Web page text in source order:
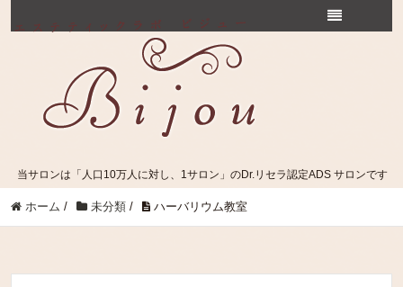
当サロンは「人口10万人に対し、1サロン」のDr.リセラ認定ADS サロンです
ホーム / 未分類 / ハーバリウム教室